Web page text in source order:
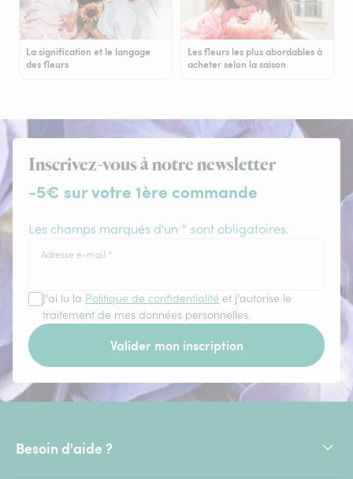
La signification et le langage
des fleurs
Les fleurs les plus abordables à
acheter selon la saison
Inscrivez-vous à notre newsletter
-5€ sur votre 1ère commande
Les champs marqués d'un * sont obligatoires.
Adresse e-mail *
J'ai lu la Politique de confidentialité et j'autorise le
traitement de mes données personnelles.
Valider mon inscription
Besoin d'aide ?